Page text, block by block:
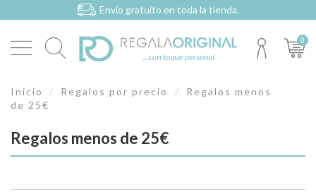
Envío gratuito en toda la tienda.
0
Inicio Regalos por precio
Regalos menos
de 25€
Regalos menos de 25€